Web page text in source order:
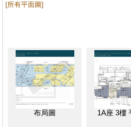
[所有平面圖]
布局圖 1A座 3樓